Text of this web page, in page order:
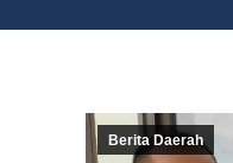
Berita Daerah